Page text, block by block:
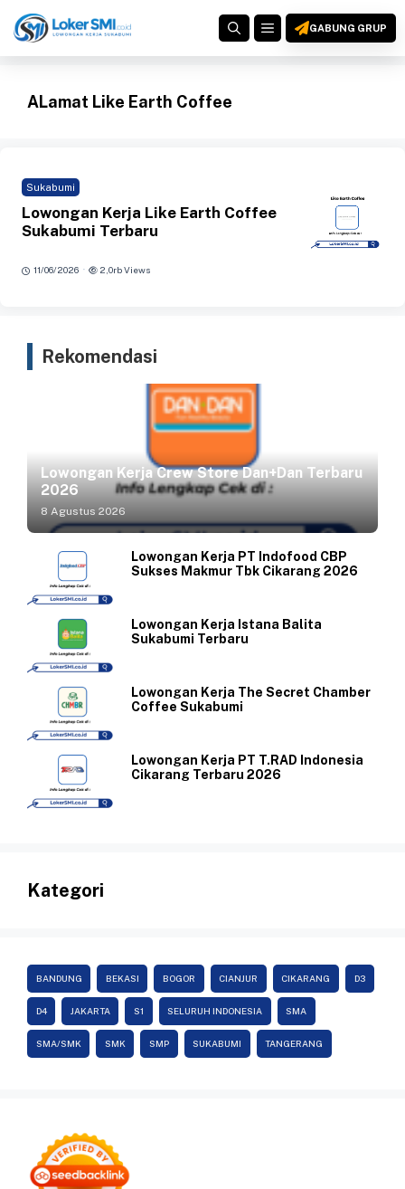
ke
MENUGABUNG GRUP
ALamat Like Earth Coffee
Sukabumi
Lowongan Kerja Like Earth Coffee
Sukabumi Terbaru
11/06/2026 · 2,0rb Views
Rekomendasi
Lowongan Kerja Crew Store Dan+Dan Terbaru
2026
8 Agustus 2026
Lowongan Kerja PT Indofood CBP
Sukses Makmur Tbk Cikarang 2026
Lowongan Kerja Istana Balita
Sukabumi Terbaru
Lowongan Kerja The Secret Chamber
Coffee Sukabumi
Lowongan Kerja PT T.RAD Indonesia
Cikarang Terbaru 2026
Kategori
BANDUNG BEKASI BOGOR CIANJUR CIKARANG D3
D4 JAKARTA S1 SELURUH INDONESIA SMA
SMA/SMK SMK SMP SUKABUMI TANGERANG